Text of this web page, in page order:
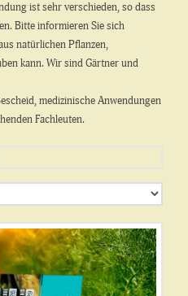
ist sehr verschieden, so dass
Bitte informieren Sie sich
natürlichen Pflanzen,
kann. Wir sind Gärtner und
medizinische Anwendungen
Fachleuten.